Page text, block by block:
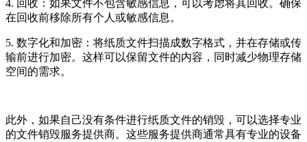
4. 回收：如果文件不包含敏感信息，可以考虑将其回收。确保
在回收前移除所有个人或敏感信息。
5. 数字化和加密：将纸质文件扫描成数字格式，并在存储或传
输前进行加密。这样可以保留文件的内容，同时减少物理存储
空间的需求。
此外，如果自己没有条件进行纸质文件的销毁，可以选择专业
的文件销毁服务提供商。这些服务提供商通常具有专业的设备